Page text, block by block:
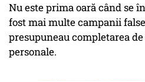
Nu este prima oară când se
fost mai multe campanii
presupuneau completarea
personale.